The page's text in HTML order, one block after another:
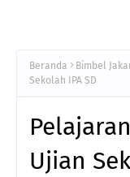
Beranda Bimbel
Sekolah IPA SD
Ujian